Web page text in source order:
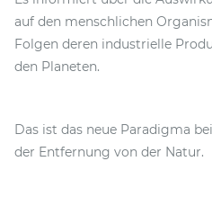
auf den menschlichen
Folgen deren industrielle
den Planeten.
Das ist das neue Paradigma
der Entfernung von der Natur.